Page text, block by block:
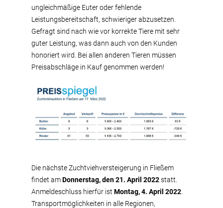
ungleichmäßige Euter oder fehlende
Leistungsbereitschaft, schwieriger abzusetzen.
Gefragt sind nach wie vor korrekte Tiere mit sehr
guter Leistung, was dann auch von den Kunden
honoriert wird. Bei allen anderen Tieren müssen
Preisabschläge in Kauf genommen werden!
Die nächste Zuchtviehversteigerung in Fließem
findet amDonnerstag, den 21. April 2022statt.
Anmeldeschluss hierfür ist Montag, 4. April 2022
Transportmöglichkeiten in alle Regionen,